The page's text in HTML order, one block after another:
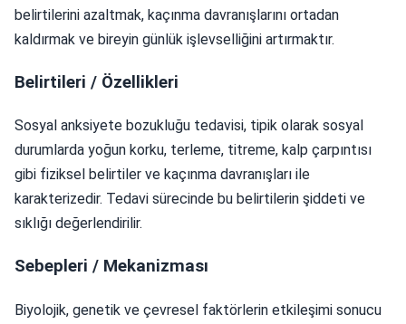
belirtilerini azaltmak, kaçınma davranışlarını ortadan
kaldırmak ve bireyin günlük işlevselliğini artırmaktır.
Belirtileri / Özellikleri
Sosyal anksiyete bozukluğu tedavisi, tipik olarak sosyal
durumlarda yoğun korku, terleme, titreme, kalp çarpıntısı
gibi fiziksel belirtiler ve kaçınma davranışları ile
karakterizedir. Tedavi sürecinde bu belirtilerin şiddeti ve
sıklığı değerlendirilir.
Sebepleri / Mekanizması
Biyolojik, genetik ve çevresel faktörlerin etkileşimi sonucu